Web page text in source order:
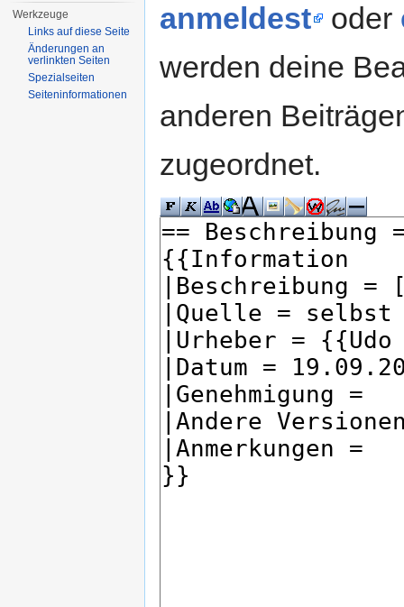
anmeldest
oder
werden deine
anderen
zugeordnet.
Werkzeuge
Links auf diese Seite
Änderungen an
verlinkten Seiten
Spezialseiten
Seiteninformationen